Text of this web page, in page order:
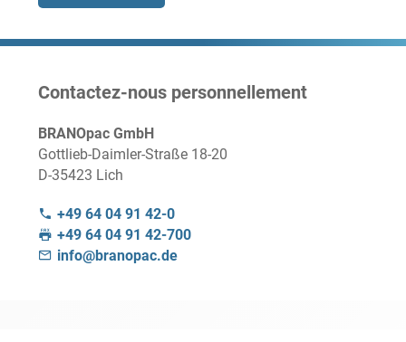
Contactez-nous personnellement
BRANOpac GmbH
Gottlieb-Daimler-Straße 18-20
D-35423 Lich
+49 64 04 91 42-0
+49 64 04 91 42-700
info@branopac.de